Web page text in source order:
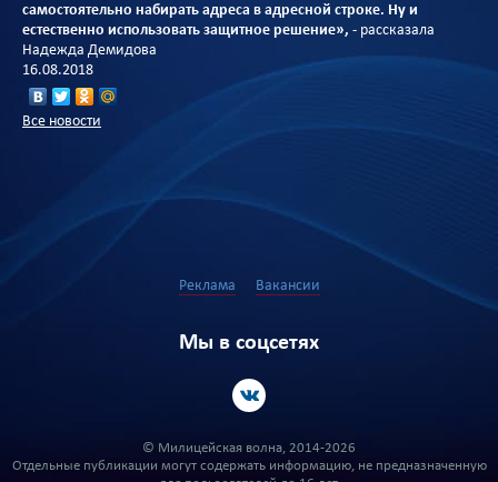
самостоятельно набирать адреса в адресной строке. Ну и
естественно использовать защитное решение», - рассказала
Надежда Демидова
16.08.2018
Все новости
Реклама Вакансии
Мы в соцсетях
© Милицейская волна, 2014-2026
Отдельные публикации могут содержать информацию, не предназначенную